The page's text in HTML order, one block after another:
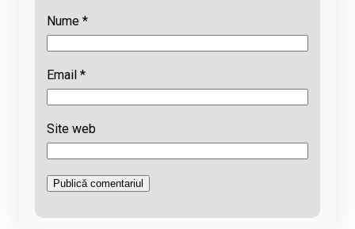
Nume *
Email *
Site web